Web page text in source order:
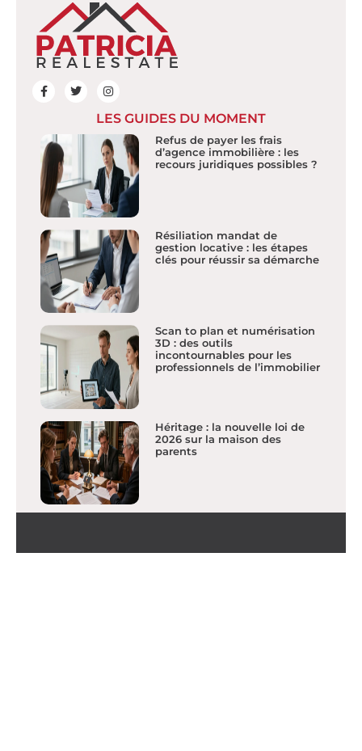
LES GUIDES DU MOMENT
Refus de payer les frais
d’agence immobilière : les
recours juridiques possibles ?
Résiliation mandat de
gestion locative : les étapes
clés pour réussir sa démarche
Scan to plan et numérisation
3D : des outils
incontournables pour les
professionnels de l’immobilier
Héritage : la nouvelle loi de
2026 sur la maison des
parents